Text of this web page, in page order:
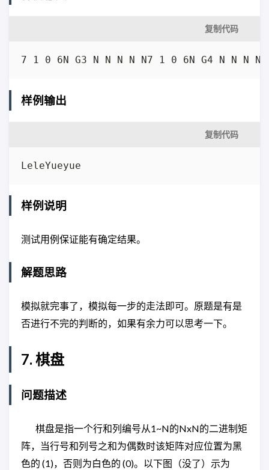
复制代码
7 1 0 6N G3 N N N N N7 1 0 6N G4 N N N N
样例输出
复制代码
LeleYueyue
样例说明
测试用例保证能有确定结果。
解题思路
模拟就完事了，模拟每一步的走法即可。原题是有是
否进行不完的判断的，如果有余力可以思考一下。
7. 棋盘
问题描述
棋盘是指一个行和列编号从1~N的NxN的二进制矩
阵，当行号和列号之和为偶数时该矩阵对应位置为黑
色的 (1)，否则为白色的 (0)。以下图（没了）示为